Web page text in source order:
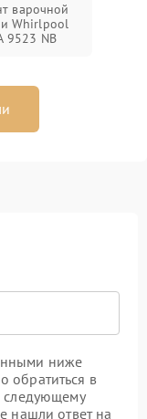
варочной
Whirlpool
9523 NB
ниже
обратиться в
следующему
нашли ответ на